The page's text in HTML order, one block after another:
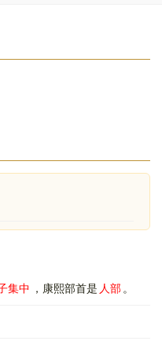
集中 ，康熙部首是 人部 。